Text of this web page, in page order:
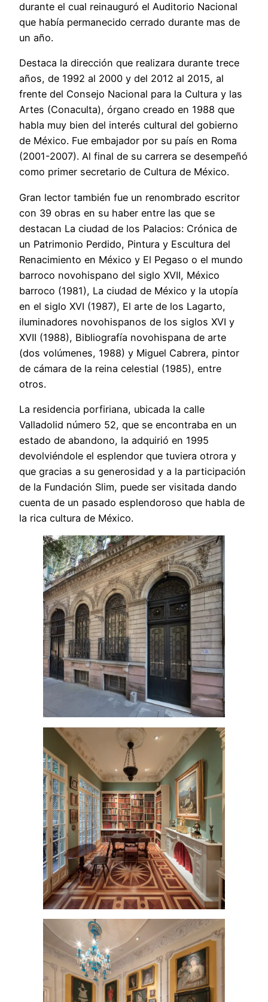
durante el cual reinauguró el Auditorio Nacional
que había permanecido cerrado durante mas de
un año.
Destaca la dirección que realizara durante trece
años, de 1992 al 2000 y del 2012 al 2015, al
frente del Consejo Nacional para la Cultura y las
Artes (Conaculta), órgano creado en 1988 que
habla muy bien del interés cultural del gobierno
de México. Fue embajador por su país en Roma
(2001-2007). Al final de su carrera se desempeñó
como primer secretario de Cultura de México.
Gran lector también fue un renombrado escritor
con 39 obras en su haber entre las que se
destacan La ciudad de los Palacios: Crónica de
un Patrimonio Perdido, Pintura y Escultura del
Renacimiento en México y El Pegaso o el mundo
barroco novohispano del siglo XVII, México
barroco (1981), La ciudad de México y la utopía
en el siglo XVI (1987), El arte de los Lagarto,
iluminadores novohispanos de los siglos XVI y
XVII (1988), Bibliografía novohispana de arte
(dos volúmenes, 1988) y Miguel Cabrera, pintor
de cámara de la reina celestial (1985), entre
otros.
La residencia porfiriana, ubicada la calle
Valladolid número 52, que se encontraba en un
estado de abandono, la adquirió en 1995
devolviéndole el esplendor que tuviera otrora y
que gracias a su generosidad y a la participación
de la Fundación Slim, puede ser visitada dando
cuenta de un pasado esplendoroso que habla de
la rica cultura de México.